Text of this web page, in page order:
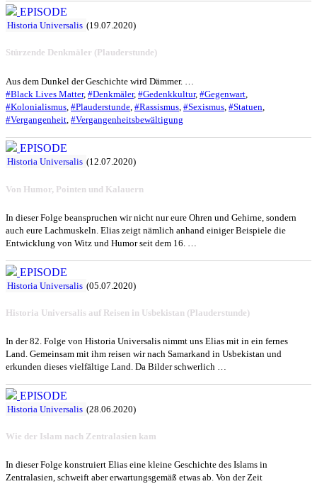
EPISODE
Historia Universalis (19.07.2020)
Stürzende Denkmäler (Plauderstunde)
Aus dem Dunkel der Geschichte wird Dämmer. …
#Black Lives Matter, #Denkmäler, #Gedenkkultur, #Gegenwart
#Kolonialismus #Plauderstunde #Rassismus #Sexismus #Statuen
#Vergangenheit #Vergangenheitsbewältigung
EPISODE
Historia Universalis (12.07.2020)
Von Humor, Pointen und Kalauern
In dieser Folge beanspruchen wir nicht nur eure Ohren und Gehirne, sondern
auch eure Lachmuskeln. Elias zeigt nämlich anhand einiger Beispiele die
Entwicklung von Witz und Humor seit dem 16. …
EPISODE
Historia Universalis (05.07.2020)
Historia Universalis auf Reisen in Usbekistan (Plauderstunde)
In der 82. Folge von Historia Universalis nimmt uns Elias mit in ein fernes
Land. Gemeinsam mit ihm reisen wir nach Samarkand in Usbekistan und
erkunden dieses vielfältige Land. Da Bilder schwerlich …
EPISODE
Historia Universalis (28.06.2020)
Wie der Islam nach Zentralasien kam
In dieser Folge konstruiert Elias eine kleine Geschichte des Islams in
Zentralasien, schweift aber erwartungsgemäß etwas ab. Von der Zeit